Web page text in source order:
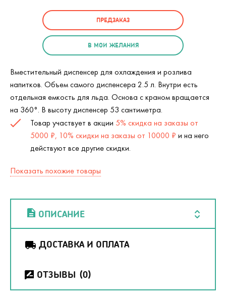
ПРЕДЗАКАЗ
В МОИ ЖЕЛАНИЯ
Вместительный диспенсер для охлаждения и розлива
напитков. Объем самого диспенсера 2.5 л. Внутри есть
отдельная емкость для льда. Основа с краном вращается
на 360°. В высоту диспенсер 53 сантиметра.
Товар участвует в акции 5% скидка на заказы от
5000 ₽, 10% скидки на заказы от 10000 ₽ и на него
действуют все другие скидки.
Показать похожие товары
ОПИСАНИЕ
ДОСТАВКА И ОПЛАТА
ОТЗЫВЫ (0)